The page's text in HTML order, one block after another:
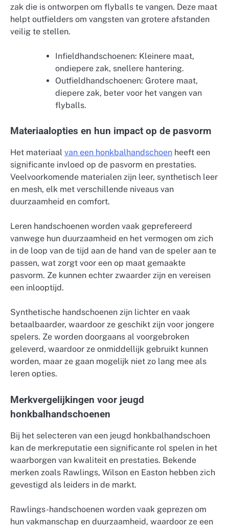
zak die is ontworpen om flyballs te vangen. Deze maat
helpt outfielders om vangsten van grotere afstanden
veilig te stellen.
Infieldhandschoenen: Kleinere maat,
ondiepere zak, snellere hantering.
Outfieldhandschoenen: Grotere maat,
diepere zak, beter voor het vangen van
flyballs.
Materiaalopties en hun impact op de pasvorm
Het materiaal van een honkbalhandschoen heeft een
significante invloed op de pasvorm en prestaties.
Veelvoorkomende materialen zijn leer, synthetisch leer
en mesh, elk met verschillende niveaus van
duurzaamheid en comfort.
Leren handschoenen worden vaak geprefereerd
vanwege hun duurzaamheid en het vermogen om zich
in de loop van de tijd aan de hand van de speler aan te
passen, wat zorgt voor een op maat gemaakte
pasvorm. Ze kunnen echter zwaarder zijn en vereisen
een inlooptijd.
Synthetische handschoenen zijn lichter en vaak
betaalbaarder, waardoor ze geschikt zijn voor jongere
spelers. Ze worden doorgaans al voorgebroken
geleverd, waardoor ze onmiddellijk gebruikt kunnen
worden, maar ze gaan mogelijk niet zo lang mee als
leren opties.
Merkvergelijkingen voor jeugd
honkbalhandschoenen
Bij het selecteren van een jeugd honkbalhandschoen
kan de merkreputatie een significante rol spelen in het
waarborgen van kwaliteit en prestaties. Bekende
merken zoals Rawlings, Wilson en Easton hebben zich
gevestigd als leiders in de markt.
Rawlings-handschoenen worden vaak geprezen om
hun vakmanschap en duurzaamheid, waardoor ze een